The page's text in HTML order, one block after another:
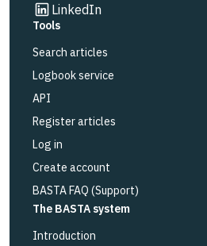
LinkedIn
Link to other website
Tools
Search articles
Logbook service
API
Register articles
Log in
Create account
BASTA FAQ (Support)
The BASTA system
Introduction